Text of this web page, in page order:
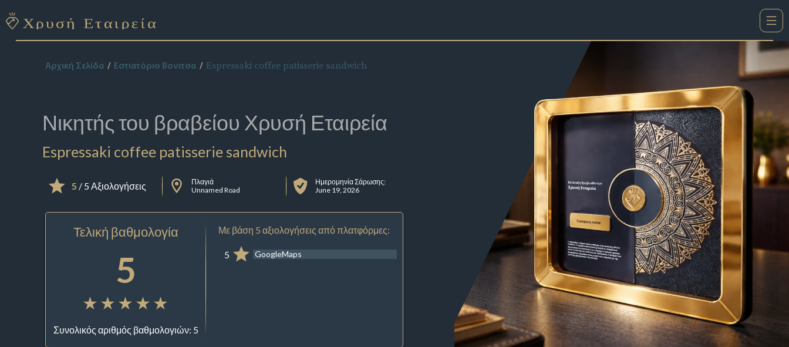
Αρχική Σελίδα Εστιατόριο Βονιτσα Espressaki coffee patisserie sandwich
Νικητής του βραβείου Χρυσή Εταιρεία
Espressaki coffee patisserie sandwich
5 / 5 Αξιολογήσεις
Πλαγιά
Unnamed Road
Ημερομηνία Σάρωσης:
June 19, 2026
Τελική βαθμολογία
5
Συνολικός αριθμός βαθμολογιών: 5
Με βάση 5 αξιολογήσεις από πλατφόρμες:
5 GoogleMaps